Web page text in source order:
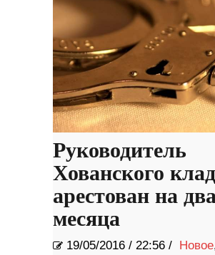
Руководитель
Хованского
арестован на
месяца
19/05/2016 / 22:56 / Новое